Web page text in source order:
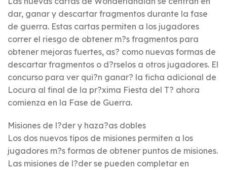
dar, ganar y descartar fragmentos durante la fase
de guerra. Estas cartas permiten a los jugadores
correr el riesgo de obtener m?s fragmentos para
obtener mejoras fuertes, as? como nuevas formas de
descartar fragmentos o d?rselos a otros jugadores. El
concurso para ver qui?n ganar? la ficha adicional de
Locura al final de la pr?xima Fiesta del T? ahora
comienza en la Fase de Guerra.
Misiones de l?der y haza?as dobles
Los dos nuevos tipos de misiones permiten a los
jugadores m?s formas de obtener puntos de misiones.
Las misiones de l?der se pueden completar en